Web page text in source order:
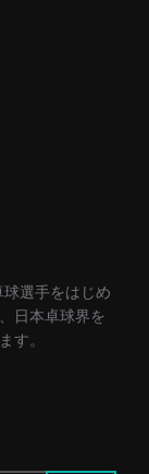
選手をはじめ
日本卓球界を
す。